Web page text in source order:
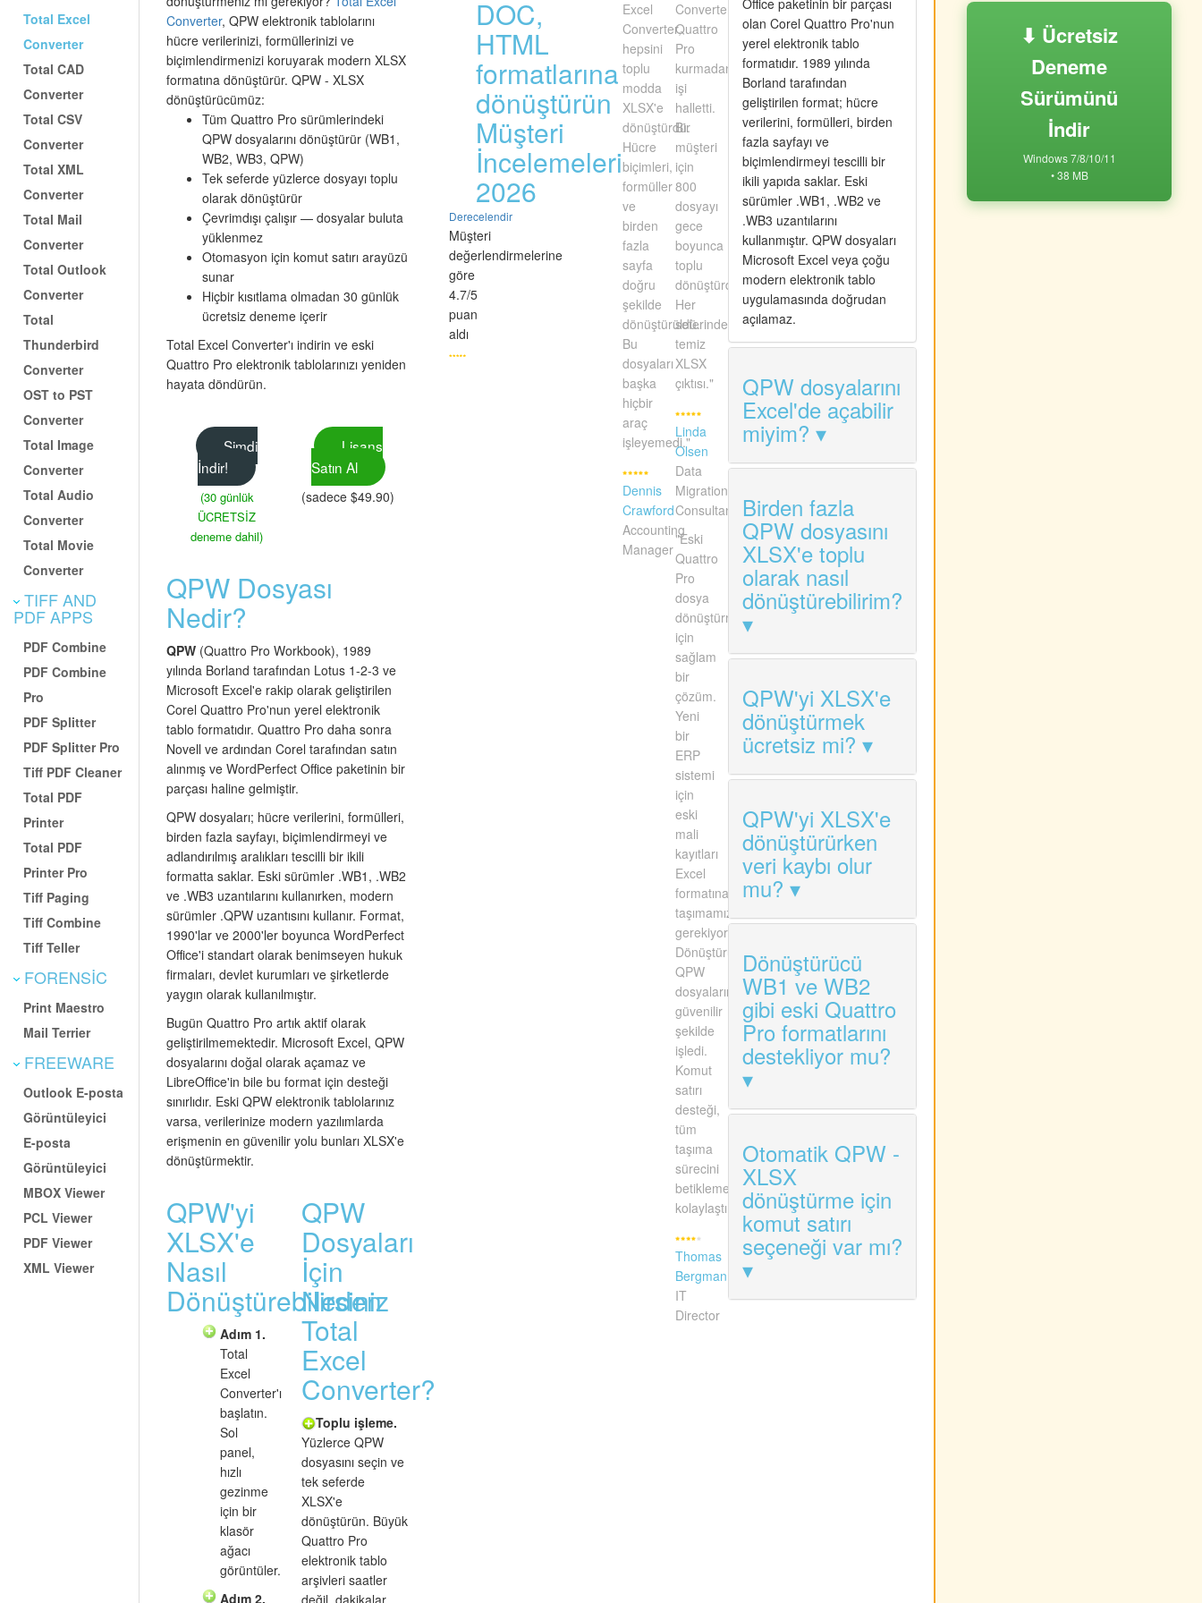
Total Excel
Converter
Total CAD
Converter
Total CSV
Converter
Total XML
Converter
Total Mail
Converter
Total Outlook
Converter
Total
Thunderbird
Converter
OST to PST
Converter
Total Image
Converter
Total Audio
Converter
Total Movie
Converter
TIFF AND
PDF APPS
PDF Combine
PDF Combine
Pro
PDF Splitter
PDF Splitter Pro
Tiff PDF Cleaner
Total PDF
Printer
Total PDF
Printer Pro
Tiff Paging
Tiff Combine
Tiff Teller
FORENSIC
Print Maestro
Mail Terrier
FREEWARE
Outlook E-posta
Görüntüleyici
E-posta
Görüntüleyici
MBOX Viewer
PCL Viewer
PDF Viewer
XML Viewer
Converter, QPW elektronik tablolarını
hücre verilerinizi, formüllerinizi ve
biçimlendirmenizi koruyarak modern XLSX
formatına dönüştürür. QPW - XLSX
dönüştürücümüz:
Tüm Quattro Pro sürümlerindeki
QPW dosyalarını dönüştürür (WB1,
WB2, WB3, QPW)
Tek seferde yüzlerce dosyayı toplu
olarak dönüştürür
Çevrimdışı çalışır — dosyalar buluta
yüklenmez
Otomasyon için komut satırı arayüzü
sunar
Hiçbir kısıtlama olmadan 30 günlük
ücretsiz deneme içerir
Total Excel Converter'ı indirin ve eski
Quattro Pro elektronik tablolarınızı yeniden
hayata döndürün.
Şimdi
İndir!
(30 günlük
ÜCRETSİZ
deneme dahil)
Lisans
Satın Al
(sadece $49.90)
QPW Dosyası
Nedir?
QPW (Quattro Pro Workbook), 1989
yılında Borland tarafından Lotus 1-2-3 ve
Microsoft Excel'e rakip olarak geliştirilen
Corel Quattro Pro'nun yerel elektronik
tablo formatıdır. Quattro Pro daha sonra
Novell ve ardından Corel tarafından satın
alınmış ve WordPerfect Office paketinin bir
parçası haline gelmiştir.
QPW dosyaları; hücre verilerini, formülleri,
birden fazla sayfayı, biçimlendirmeyi ve
adlandırılmış aralıkları tescilli bir ikili
formatta saklar. Eski sürümler .WB1, .WB2
ve .WB3 uzantılarını kullanırken, modern
sürümler .QPW uzantısını kullanır. Format,
1990'lar ve 2000'ler boyunca WordPerfect
Office'i standart olarak benimseyen hukuk
firmaları, devlet kurumları ve şirketlerde
yaygın olarak kullanılmıştır.
Bugün Quattro Pro artık aktif olarak
geliştirilmemektedir. Microsoft Excel, QPW
dosyalarını doğal olarak açamaz ve
LibreOffice'in bile bu format için desteği
sınırlıdır. Eski QPW elektronik tablolarınız
varsa, verilerinize modern yazılımlarda
erişmenin en güvenilir yolu bunları XLSX'e
dönüştürmektir.
QPW'yi
XLSX'e
Nasıl
Dönüştürebilirsiniz
Adım 1.
Total
Excel
Converter'ı
başlatın.
Sol
panel,
hızlı
gezinme
için bir
klasör
ağacı
görüntüler.
Adım 2.
QPW
Dosyaları
İçin
Neden
Total
Excel
Converter?
Toplu işleme.
Yüzlerce QPW
dosyasını seçin ve
tek seferde
XLSX'e
dönüştürün. Büyük
Quattro Pro
elektronik tablo
arşivleri saatler
değil, dakikalar
DOC,
HTML
formatlarına
dönüştürün
Müşteri
İncelemeleri
2026
Derecelendir
Müşteri
değerlendirmelerine
göre
4.7/5
puan
aldı
Excel
Converter,
hepsini
toplu
modda
XLSX'e
dönüştürdü.
Hücre
biçimleri,
formüller
ve
birden
fazla
sayfa
doğru
şekilde
dönüştürüldü.
Bu
dosyaları
başka
hiçbir
araç
işleyemedi."
Dennis
Crawford
Accounting
Manager
Converter,
Quattro
Pro
kurmadan
işi
halletti.
Bir
müşteri
için
800
dosyayı
gece
boyunca
toplu
dönüştürdüm.
Her
seferinde
temiz
XLSX
çıktısı."
Linda
Olsen
Data
Migration
Consultant
"Eski
Quattro
Pro
dosya
dönüştürmesi
için
sağlam
bir
çözüm.
Yeni
bir
ERP
sistemi
için
eski
mali
kayıtları
Excel
formatına
taşımamız
gerekiyordu.
Dönüştürücü,
QPW
dosyalarını
güvenilir
şekilde
işledi.
Komut
satırı
desteği,
tüm
taşıma
sürecini
betiklememi
kolaylaştırdı."
Thomas
Bergman
IT
Director
olan Corel Quattro Pro'nun
yerel elektronik tablo
formatıdır. 1989 yılında
Borland tarafından
geliştirilen format; hücre
verilerini, formülleri, birden
fazla sayfayı ve
biçimlendirmeyi tescilli bir
ikili yapıda saklar. Eski
sürümler .WB1, .WB2 ve
.WB3 uzantılarını
kullanmıştır. QPW dosyaları
Microsoft Excel veya çoğu
modern elektronik tablo
uygulamasında doğrudan
açılamaz.
QPW dosyalarını
Excel'de açabilir
miyim?
Birden fazla
QPW dosyasını
XLSX'e toplu
olarak nasıl
dönüştürebilirim?
QPW'yi XLSX'e
dönüştürmek
ücretsiz mi?
QPW'yi XLSX'e
dönüştürürken
veri kaybı olur
mu?
Dönüştürücü
WB1 ve WB2
gibi eski Quattro
Pro formatlarını
destekliyor mu?
Otomatik QPW -
XLSX
dönüştürme için
komut satırı
seçeneği var mı?
⬇ Ücretsiz
Deneme
Sürümünü
İndir
Windows 7/8/10/11
• 38 MB